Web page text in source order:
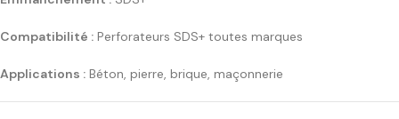
Compatibilité : Perforateurs SDS+ toutes marques
Applications : Béton, pierre, brique, maçonnerie